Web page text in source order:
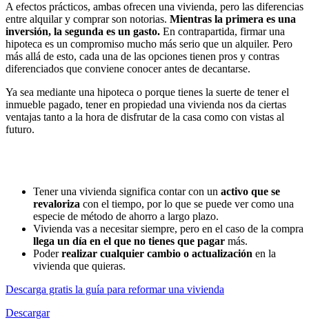
A efectos prácticos, ambas ofrecen una vivienda, pero las diferencias
entre alquilar y comprar son notorias. Mientras la primera es una
inversión, la segunda es un gasto. En contrapartida, firmar una
hipoteca es un compromiso mucho más serio que un alquiler. Pero
más allá de esto, cada una de las opciones tienen pros y contras
diferenciados que conviene conocer antes de decantarse.
Ya sea mediante una hipoteca o porque tienes la suerte de tener el
inmueble pagado, tener en propiedad una vivienda nos da ciertas
ventajas tanto a la hora de disfrutar de la casa como con vistas al
futuro.
Tener una vivienda significa contar con un activo que se
revaloriza con el tiempo, por lo que se puede ver como una
especie de método de ahorro a largo plazo.
Vivienda vas a necesitar siempre, pero en el caso de la compra
llega un día en el que no tienes que pagar más.
Poderrealizar cualquier cambio o actualización en la
vivienda que quieras.
Descarga gratis la guía para reformar una vivienda
Descargar